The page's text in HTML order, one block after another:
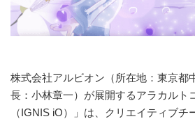
株式会社アルビオン（所在地：東京
長：小林章一）が展開するアラカルト
（IGNIS iO）」は、クリエイティブチ